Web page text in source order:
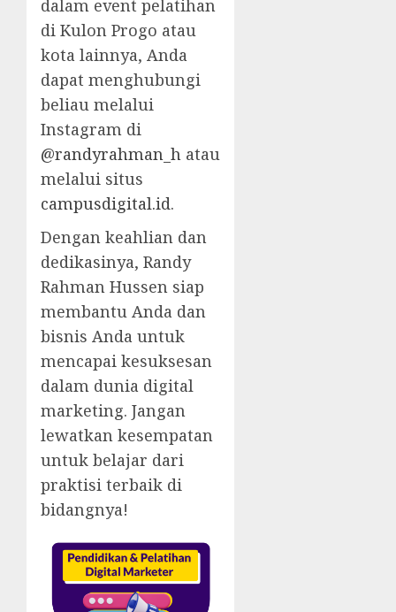
dalam event pelatihan
di Kulon Progo atau
kota lainnya, Anda
dapat menghubungi
beliau melalui
Instagram di
@randyrahman_h atau
melalui situs
campusdigital.id.
Dengan keahlian dan
dedikasinya, Randy
Rahman Hussen siap
membantu Anda dan
bisnis Anda untuk
mencapai kesuksesan
dalam dunia digital
marketing. Jangan
lewatkan kesempatan
untuk belajar dari
praktisi terbaik di
bidangnya!